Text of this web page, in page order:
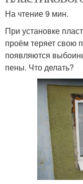
На чтение 9 мин.
При установке
проём теряет свою
появляются
пены. Что делать?